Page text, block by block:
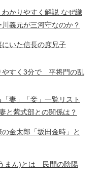
かりやすく解説 なぜ織
義元が三河守なのか？
いた信長の庶兄子
すく3分で 平将門の乱
妻」「妾」一覧リスト
と紫式部との関係は？
金太郎「坂田金時」と
まん)とは 民間の陰陽